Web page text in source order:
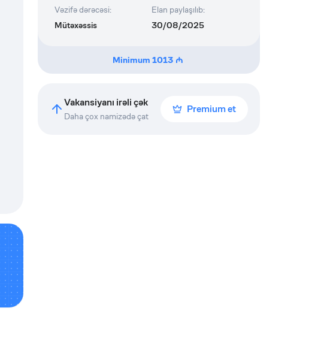
Vəzifə dərəcəsi:
Mütəxəssis
Elan paylaşılıb:
30/08/2025
Minimum1013
Vakansiyanı irəli çək
Daha çox namizədə çat
Premium et